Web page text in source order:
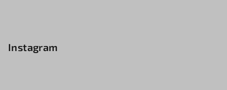
Instagram